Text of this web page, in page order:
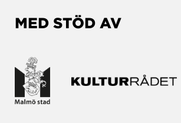
MED STÖD AV